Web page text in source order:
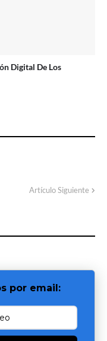
Digital De Los
Artículo Siguiente
por email: